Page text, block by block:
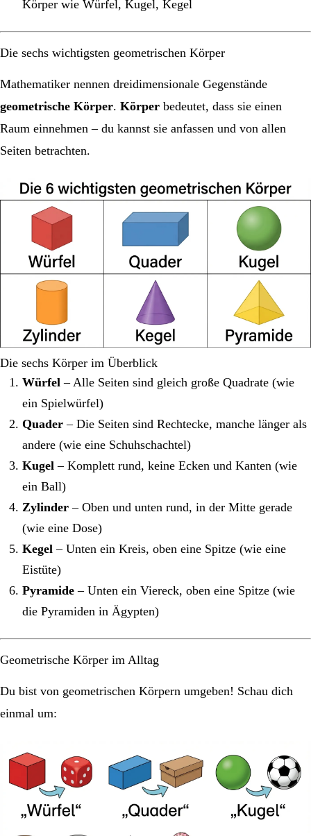
Körper wie Würfel, Kugel, Kegel
Die sechs wichtigsten geometrischen Körper
Mathematiker nennen dreidimensionale Gegenstände
geometrische Körper. Körper bedeutet, dass sie einen
Raum einnehmen – du kannst sie anfassen und von allen
Seiten betrachten.
Die sechs Körper im Überblick
Würfel – Alle Seiten sind gleich große Quadrate (wie
ein Spielwürfel)
Quader – Die Seiten sind Rechtecke, manche länger als
andere (wie eine Schuhschachtel)
Kugel – Komplett rund, keine Ecken und Kanten (wie
ein Ball)
Zylinder – Oben und unten rund, in der Mitte gerade
(wie eine Dose)
Kegel – Unten ein Kreis, oben eine Spitze (wie eine
Eistüte)
Pyramide – Unten ein Viereck, oben eine Spitze (wie
die Pyramiden in Ägypten)
Geometrische Körper im Alltag
Du bist von geometrischen Körpern umgeben! Schau dich
einmal um: